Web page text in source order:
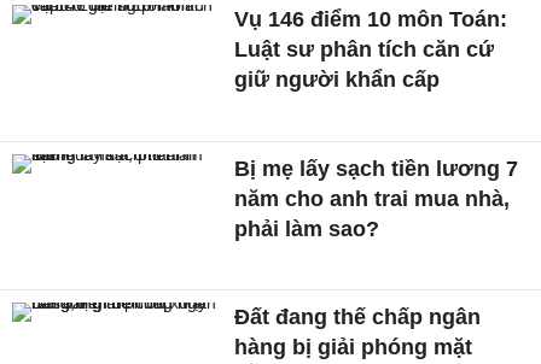
Vụ 146 điểm 10 môn Toán:
Luật sư phân tích căn cứ
giữ người khẩn cấp
Bị mẹ lấy sạch tiền lương 7
năm cho anh trai mua nhà,
phải làm sao?
Đất đang thế chấp ngân
hàng bị giải phóng mặt